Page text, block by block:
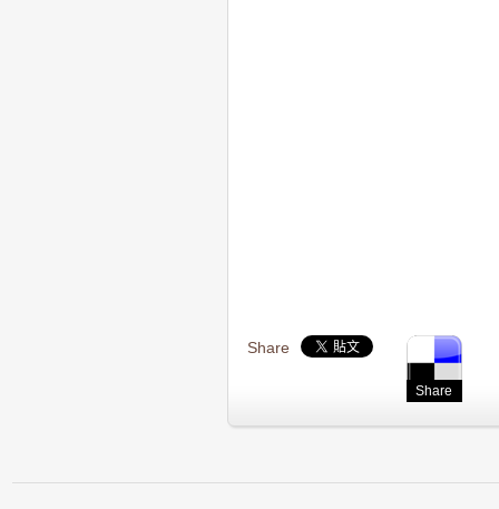
Share
Share